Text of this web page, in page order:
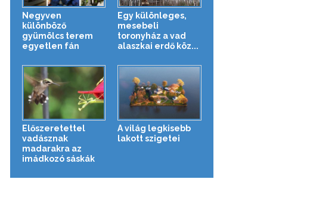
Negyven
különböző
gyümölcs terem
egyetlen fán
Egy különleges,
mesebeli
toronyház a vad
alaszkai erdő köz...
Előszeretettel
vadásznak
madarakra az
imádkozó sáskák
A világ legkisebb
lakott szigetei